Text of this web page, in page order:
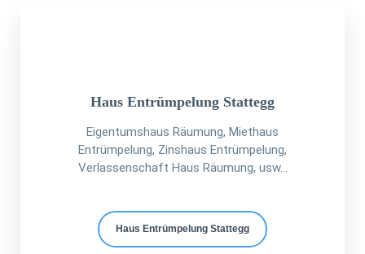
Haus Entrümpelung Stattegg
Eigentumshaus Räumung, Miethaus
Entrümpelung, Zinshaus Entrümpelung,
Verlassenschaft Haus Räumung, usw...
Haus Entrümpelung Stattegg